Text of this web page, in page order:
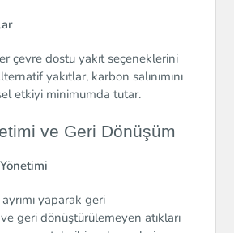
çevre dostu yakıt seçeneklerini
yakıtlar, karbon salınımını
etkiyi minimumda tutar.
ve Geri Dönüşüm
yaparak geri
geri dönüştürülemeyen atıkları